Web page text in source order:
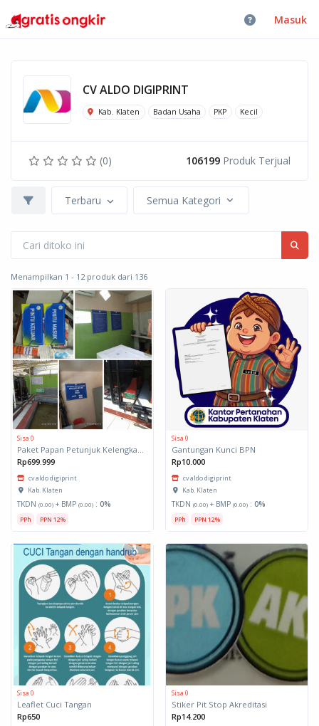
Masuk
CV ALDO DIGIPRINT
Kab. Klaten Badan Usaha PKP Kecil
(0) 106199 Produk Terjual
Terbaru Semua Kategori
Menampilkan 1 - 12 produk dari 136
Sisa 0
Rp699.999
cv aldo digiprint
Kab. Klaten
TKDN (0.00) + BMP (0.00) : 0%
PPh PPN 12%
Sisa 0
Gantungan Kunci BPN
Rp10.000
cv aldo digiprint
Kab. Klaten
TKDN (0.00) + BMP (0.00) : 0%
PPh PPN 12%
Sisa 0
Leaflet Cuci Tangan
Rp650
Sisa 0
Stiker Pit Stop Akreditasi
Rp14.200